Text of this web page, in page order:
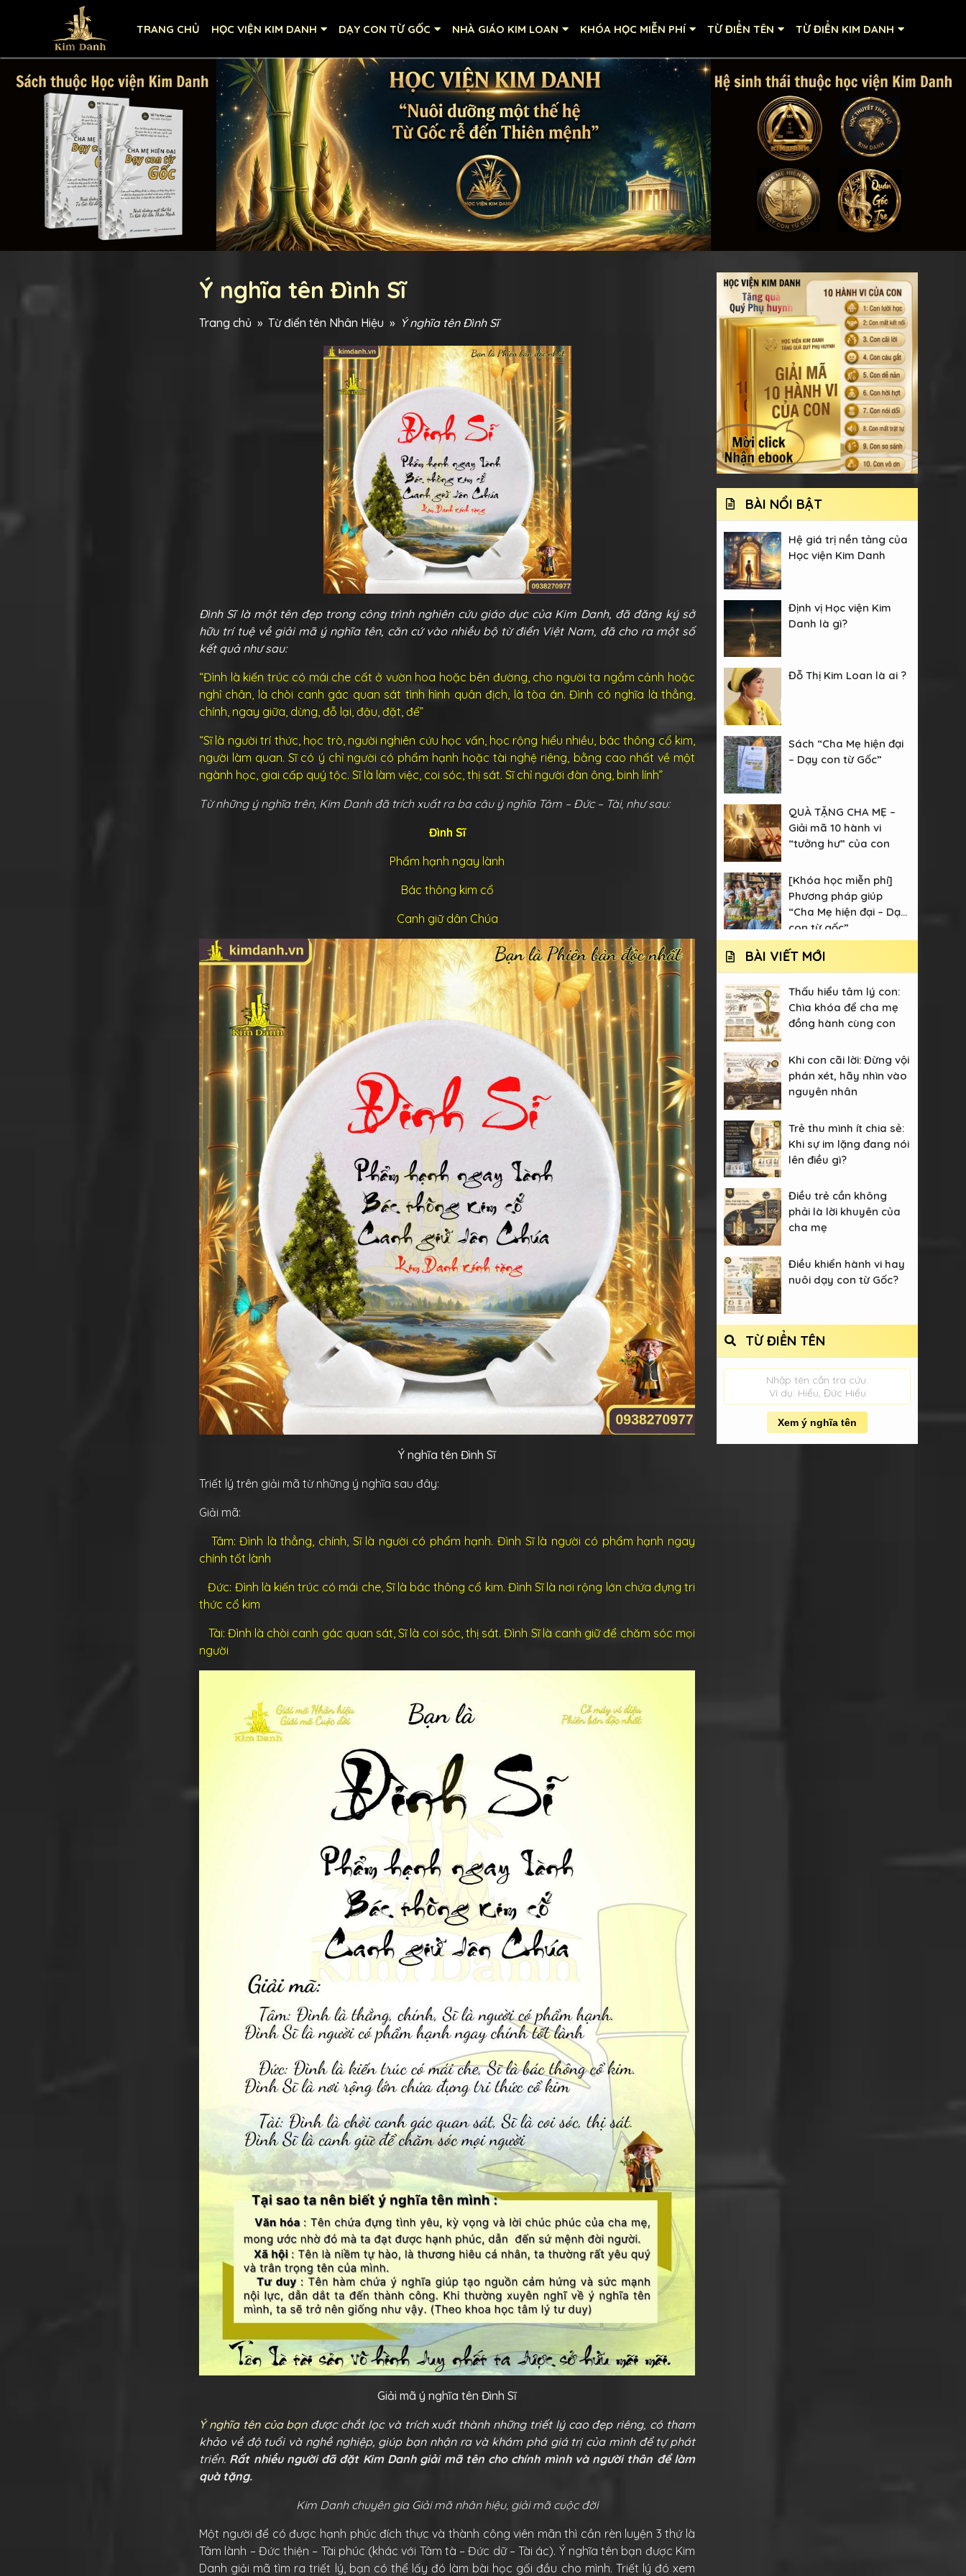
TRANG CHỦ HỌC VIỆN KIM DANH DẠY CON TỪ GỐC NHÀ GIÁO KIM LOAN KHÓA HỌC MIỄN PHÍ TỪ ĐIỂN TÊN TỪ ĐIỂN KIM DANH
Ý nghĩa tên Đình Sĩ
Trang chủ » Từ điển tên Nhân Hiệu » Ý nghĩa tên Đình Sĩ
Đình Sĩ là một tên đẹp trong công trình nghiên cứu giáo dục của Kim Danh, đã đăng ký sở
hữu trí tuệ về giải mã ý nghĩa tên, căn cứ vào nhiều bộ từ điển Việt Nam, đã cho ra một số
kết quả như sau:
“Đình là kiến trúc có mái che cất ở vườn hoa hoặc bên đường, cho người ta ngắm cảnh hoặc
nghỉ chân, là chòi canh gác quan sát tình hình quân địch, là tòa án. Đình có nghĩa là thẳng,
chính, ngay giữa, dừng, đỗ lại, đậu, đặt, để”
“Sĩ là người trí thức, học trò, người nghiên cứu học vấn, học rộng hiểu nhiều, bác thông cổ kim,
người làm quan. Sĩ có ý chỉ người có phẩm hạnh hoặc tài nghệ riêng, bằng cao nhất về một
ngành học, giai cấp quý tộc. Sĩ là làm việc, coi sóc, thị sát. Sĩ chỉ người đàn ông, binh lính”
Từ những ý nghĩa trên, Kim Danh đã trích xuất ra ba câu ý nghĩa Tâm – Đức – Tài, như sau:
Đình Sĩ
Phẩm hạnh ngay lành
Bác thông kim cổ
Canh giữ dân Chúa
Ý nghĩa tên Đình Sĩ
Triết lý trên giải mã từ những ý nghĩa sau đây:
Giải mã:
Tâm: Đình là thẳng, chính, Sĩ là người có phẩm hạnh. Đình Sĩ là người có phẩm hạnh ngay
chính tốt lành
Đức: Đình là kiến trúc có mái che, Sĩ là bác thông cổ kim. Đình Sĩ là nơi rộng lớn chứa đựng tri
thức cổ kim
Tài: Đình là chòi canh gác quan sát, Sĩ là coi sóc, thị sát. Đình Sĩ là canh giữ để chăm sóc mọi
người
Giải mã ý nghĩa tên Đình Sĩ
Ý nghĩa tên của bạnđược chắt lọc và trích xuất thành những triết lý cao đẹp riêng, có tham
khảo về độ tuổi và nghề nghiệp, giúp bạn nhận ra và khám phá giá trị của mình để tự phát
triển. Rất nhiều người đã đặt Kim Danh giải mã tên cho chính mình và người thân để làm
quà tặng.
Kim Danh chuyên gia Giải mã nhân hiệu, giải mã cuộc đời
Một người để có được hạnh phúc đích thực và thành công viên mãn thì cần rèn luyện 3 thứ là
Tâm lành – Đức thiện – Tài phúc (khác với Tâm tà – Đức dữ – Tài ác). Ý nghĩa tên bạn được Kim
Danh giải mã tìm ra triết lý, bạn có thể lấy đó làm bài học gối đầu cho mình. Triết lý đó xem
BÀI NỔI BẬT
Hệ giá trị nền tảng của
Học viện Kim Danh
Định vị Học viện Kim
Danh là gì?
Đỗ Thị Kim Loan là ai ?
Sách “Cha Mẹ hiện đại
– Dạy con từ Gốc”
QUÀ TẶNG CHA MẸ –
Giải mã 10 hành vi
“tưởng hư” của con
[Khóa học miễn phí]
Phương pháp giúp
“Cha Mẹ hiện đại – Dạy
con từ gốc”
BÀI VIẾT MỚI
Thấu hiểu tâm lý con:
Chìa khóa để cha mẹ
đồng hành cùng con
Khi con cãi lời: Đừng vội
phán xét, hãy nhìn vào
nguyên nhân
Trẻ thu mình ít chia sẻ:
Khi sự im lặng đang nói
lên điều gì?
Điều trẻ cần không
phải là lời khuyên của
cha mẹ
Điều khiển hành vi hay
nuôi dạy con từ Gốc?
TỪ ĐIỂN TÊN
Nhập tên cần tra cứu.
Ví dụ: Hiếu, Đức Hiếu
Xem ý nghĩa tên